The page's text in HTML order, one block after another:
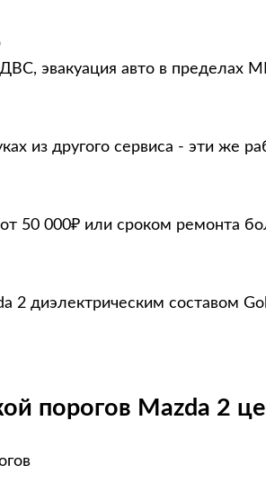
эвакуация авто в пределах
из другого сервиса - эти же
50 000₽ или сроком ремонта
2 диэлектрическим составом
порогов Mazda 2